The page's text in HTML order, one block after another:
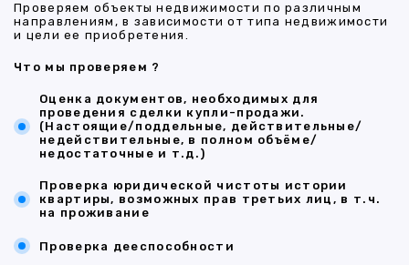
Проверяем объекты недвижимости по различным
направлениям, в зависимости от типа недвижимости
и цели ее приобретения.
Что мы проверяем ?
Оценка документов, необходимых для
проведения сделки купли-продажи.
(Настоящие/поддельные, действительные/
недействительные, в полном объёме/
недостаточные и т.д.)
Проверка юридической чистоты истории
квартиры, возможных прав третьих лиц, в т.ч.
на проживание
Проверка дееспособности